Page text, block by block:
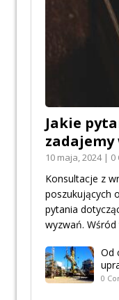
Jakie
10 maja, 2024 |
Konsultacje z
poszukujących
pytania
wyzwań.
Od
0